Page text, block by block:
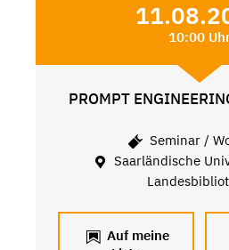
10:00
PROMPT
Seminar /
Saarländische
Auf meine